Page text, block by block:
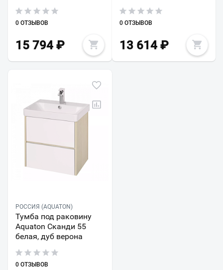
0 ОТЗЫВОВ
15 794 ₽
0 ОТЗЫВОВ
13 614₽
РОССИЯ (AQUATON)
Тумба под раковину
Aquaton Сканди 55
белая, дуб верона
0 ОТЗЫВОВ